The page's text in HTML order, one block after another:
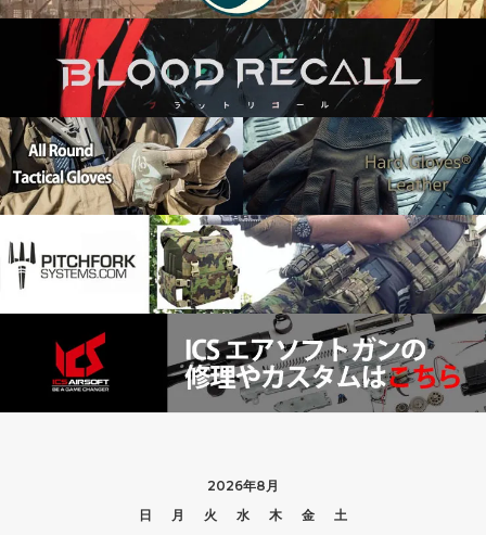
2026年8月
日
月 火 水 木 金
土